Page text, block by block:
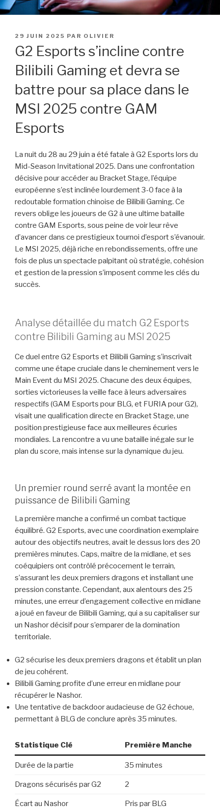
PUBLIÉ
29 JUIN 2025 PAR OLIVIER
G2 Esports s’incline contre
Bilibili Gaming et devra se
battre pour sa place dans le
MSI 2025 contre GAM
Esports
La nuit du 28 au 29 juin a été fatale à G2 Esports lors du
Mid-Season Invitational 2025. Dans une confrontation
décisive pour accéder au Bracket Stage, l’équipe
européenne s’est inclinée lourdement 3-0 face à la
redoutable formation chinoise de Bilibili Gaming. Ce
revers oblige les joueurs de G2 à une ultime bataille
contre GAM Esports, sous peine de voir leur rêve
d’avancer dans ce prestigieux tournoi d’esport s’évanouir.
Le MSI 2025, déjà riche en rebondissements, offre une
fois de plus un spectacle palpitant où stratégie, cohésion
et gestion de la pression s’imposent comme les clés du
succès.
Analyse détaillée du match G2 Esports
contre Bilibili Gaming au MSI 2025
Ce duel entre G2 Esports et Bilibili Gaming s’inscrivait
comme une étape cruciale dans le cheminement vers le
Main Event du MSI 2025. Chacune des deux équipes,
sorties victorieuses la veille face à leurs adversaires
respectifs (GAM Esports pour BLG, et FURIA pour G2),
visait une qualification directe en Bracket Stage, une
position prestigieuse face aux meilleures écuries
mondiales. La rencontre a vu une bataille inégale sur le
plan du score, mais intense sur la dynamique du jeu.
Un premier round serré avant la montée en
puissance de Bilibili Gaming
La première manche a confirmé un combat tactique
équilibré. G2 Esports, avec une coordination exemplaire
autour des objectifs neutres, avait le dessus lors des 20
premières minutes. Caps, maître de la midlane, et ses
coéquipiers ont contrôlé précocement le terrain,
s’assurant les deux premiers dragons et installant une
pression constante. Cependant, aux alentours des 25
minutes, une erreur d’engagement collective en midlane
a joué en faveur de Bilibili Gaming, qui a su capitaliser sur
un Nashor décisif pour s’emparer de la domination
territoriale.
G2 sécurise les deux premiers dragons et établit un plan
de jeu cohérent.
Bilibili Gaming profite d’une erreur en midlane pour
récupérer le Nashor.
Une tentative de backdoor audacieuse de G2 échoue,
permettant à BLG de conclure après 35 minutes.
Statistique Clé Première Manche
Durée de la partie 35 minutes
Dragons sécurisés par G2 2
Écart au Nashor Pris par BLG